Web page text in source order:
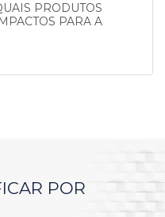
PRODUTOS
PARA A
POR